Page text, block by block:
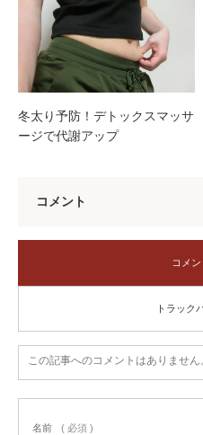
冬太り予防！デトックスマッサ
ージで代謝アップ
コメント
コメ
トラック
この記事へのコメントはありません
名前 ( 必須 )